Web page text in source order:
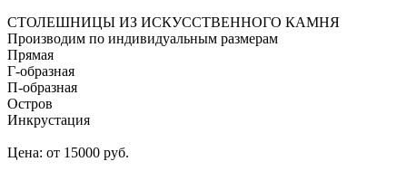
СТОЛЕШНИЦЫ ИЗ ИСКУССТВЕННОГО КАМНЯ
Производим по индивидуальным размерам
Прямая
Г-образная
П-образная
Остров
Инкрустация
Цена: от 15000 руб.